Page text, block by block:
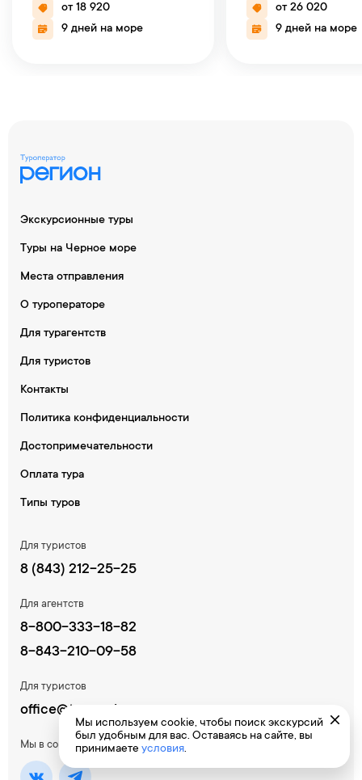
от 18 920
9 дней на море
от 26 020
9 дней на море
Экскурсионные туры
Туры на Черное море
Места отправления
О туроператоре
Для турагентств
Для туристов
Контакты
Политика конфиденциальности
Достопримечательности
Оплата тура
Типы туров
Для туристов
8 (843) 212-25-25
Для агентств
8-800-333-18-82
8-843-210-09-58
Для туристов
office@tur-region.ru
Мы в соцсетях:
Мы используем cookie, чтобы поиск экскурсий
был удобным для вас. Оставаясь на сайте, вы
принимаете условия.